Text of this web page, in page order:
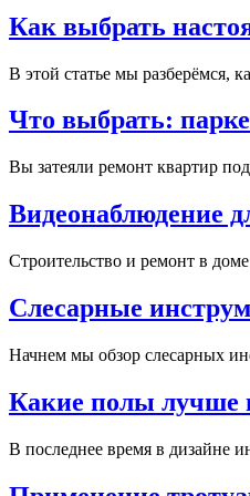
Как выбрать
В этой статье мы разберёмся,
Что выбрать:
Вы затеяли ремонт квартир
Видеонаблюдение
Строительство и ремонт в
Слесарные
Начнем мы обзор слесарных
Какие полы лучше
В последнее время в дизайне